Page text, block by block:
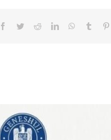
Facebook
TwitterRedditLinkedInWhatsApp
Tumblr